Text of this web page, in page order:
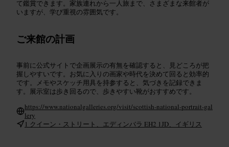
て鑑賞できます。家族連れから一人旅まで、さまざまな来館者が
いますが、学び重視の雰囲気です。
ご来館の計画
事前に公式サイトで企画展示の有無を確認すると、見どころが把
握しやすいです。お気に入りの画家や時代を決めて回ると効率的
です。メモやスケッチ用具を持参すると、気づきを記録できま
す。展示室は歩き回るので、歩きやすい靴がおすすめです。
https://www.nationalgalleries.org/visit/scottish-national-portrait-gal
lery
1 クイーン・ストリート、エディンバラ EH2 1JD、イギリス